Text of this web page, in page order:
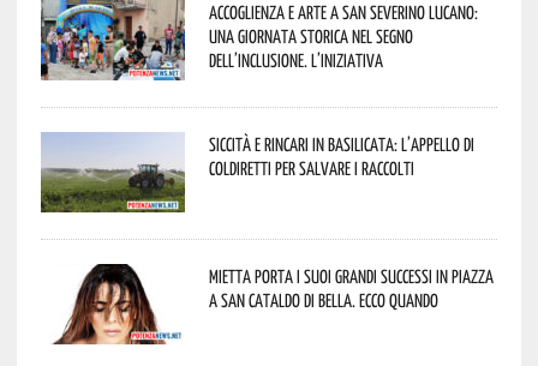
Accoglienza e arte a San Severino Lucano:
una giornata storica nel segno
dell’inclusione. L’iniziativa
Siccità e rincari in Basilicata: l’appello di
Coldiretti per salvare i raccolti
Mietta porta i suoi grandi successi in piazza
a San Cataldo di Bella. Ecco quando